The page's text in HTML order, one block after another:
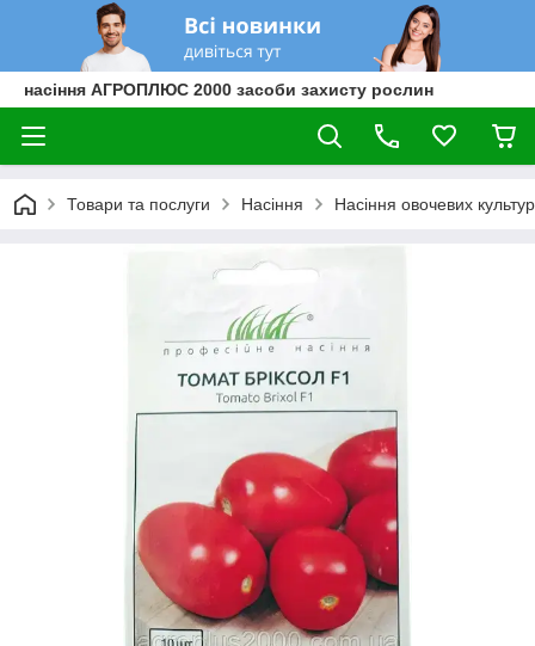
насіння АГРОПЛЮС 2000 засоби захисту рослин
Товари та послуги Насіння Насіння овочевих культур